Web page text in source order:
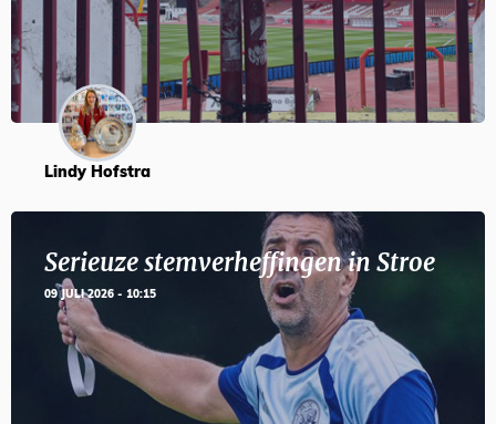
Lindy Hofstra
Serieuze stemverheffingen in Stroe
09 JULI 2026 - 10:15